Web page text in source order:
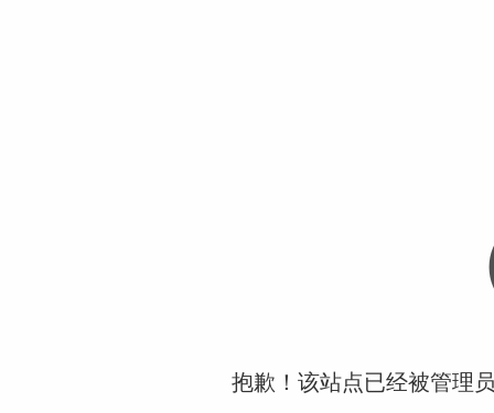
抱歉！该站点已经被管理